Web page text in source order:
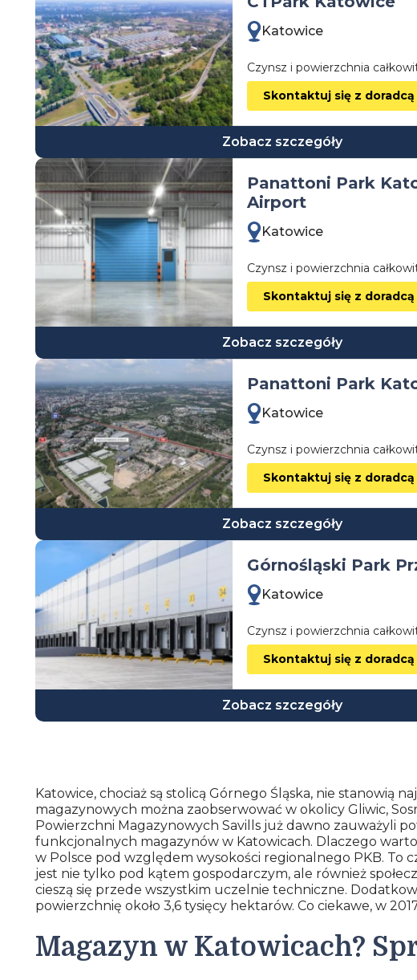
wielkopolskie
zachodniopomorskie
Katowice
Czynsz i powierzchnia
Skontaktuj się z doradcą
Zobacz szczegóły
Panattoni Park
Airport
Katowice
Czynsz i powierzchnia
Skontaktuj się z doradcą
Zobacz szczegóły
Panattoni Park
Katowice
Czynsz i powierzchnia
Skontaktuj się z doradcą
Zobacz szczegóły
Górnośląski Park
Katowice
Czynsz i powierzchnia
Skontaktuj się z doradcą
Zobacz szczegóły
Katowice, chociaż są stolicą Górnego Śląska, nie
magazynowych można zaobserwować w okolicy Gliwic,
Powierzchni Magazynowych Savills już dawno zauważyli
funkcjonalnych magazynów w Katowicach. Dlaczego
w Polsce pod względem wysokości regionalnego PKB. To
jest nie tylko pod kątem gospodarczym, ale również
cieszą się przede wszystkim uczelnie techniczne.
powierzchnię około 3,6 tysięcy hektarów. Co ciekawe, w
Magazyn w Katowicach?